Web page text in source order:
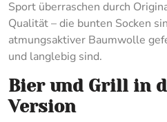
Sport überraschen durch
Qualität – die bunten Socken
atmungsaktiver Baumwolle
und langlebig sind.
Bier und Grill in
Version